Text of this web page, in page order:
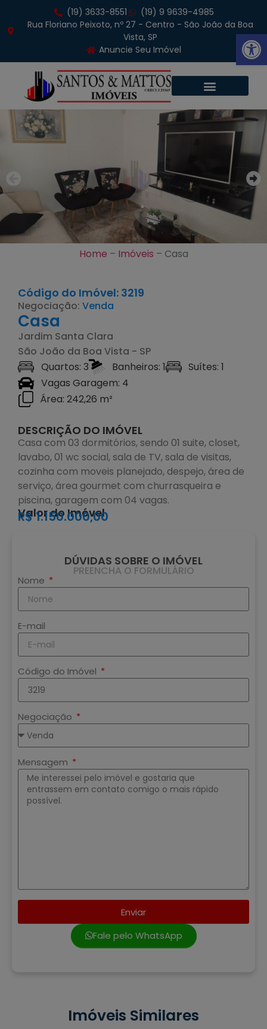
Abrir
(19) 3633-8551
(19) 9 9639-4985
Rua Floriano Peixoto, nº 27 - Centro - São João da Boa
Vista, SP
Anuncie Seu Imóvel
Home – Imóveis – Casa
Código do Imóvel: 3219
Negociação: Venda
Casa
Jardim Santa Clara
São João da Boa Vista - SP
Quartos: 3
Banheiros: 1
Suítes: 1
Vagas Garagem: 4
Área: 242,26 m²
DESCRIÇÃO DO IMÓVEL
Casa com 03 dormitórios, sendo 01 suite, closet,
lavabo, 01 wc social, sala de TV, sala de visitas,
cozinha com moveis planejado, despejo, área de
serviço, área gourmet com churrasqueira e
piscina, garagem com 04 vagas.
Valor do Imóvel
R$ 1.150.000,00
DÚVIDAS SOBRE O IMÓVEL
PREENCHA O FORMULÁRIO
Nome
E-mail
Código do Imóvel
Negociação
Mensagem
Enviar
Fale pelo WhatsApp
Imóveis Similares